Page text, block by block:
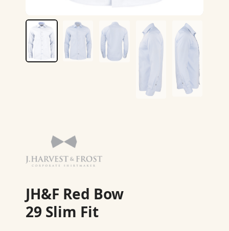
JH&F Red Bow
29 Slim Fit